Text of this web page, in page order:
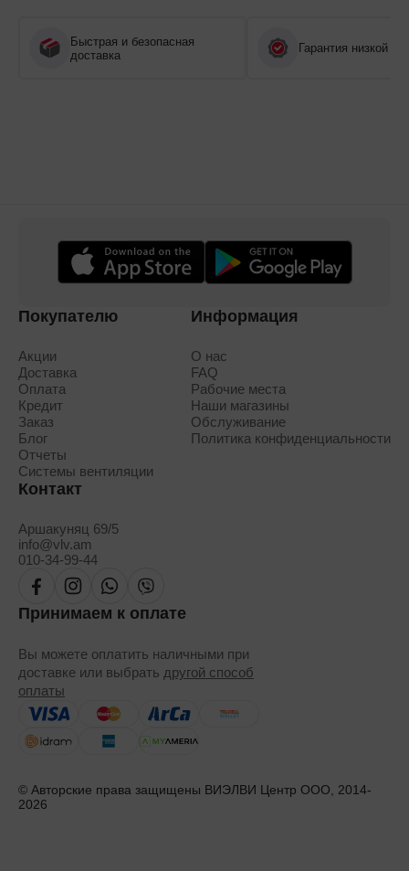
Быстрая и безопасная
доставка
Гарантия низкой
Покупателю
Акции
Доставка
Оплата
Кредит
Заказ
Блог
Отчеты
Системы вентиляции
Информация
О нас
FAQ
Рабочие места
Наши магазины
Обслуживание
Политика конфиденциальности
Контакт
Аршакуняц 69/5
info@vlv.am
010-34-99-44
Принимаем к оплате
Вы можете оплатить наличными при
доставке или выбрать другой способ
оплаты
© Авторские права защищены ВИЭЛВИ Центр ООО, 2014-
2026